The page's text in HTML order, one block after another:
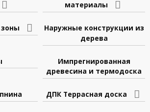
материалы
Наружные конструкции из
дерева
Импрегнированная
древесина и термодоска
ДПК Террасная доска